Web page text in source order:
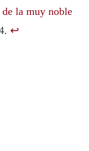
la muy noble
↩︎